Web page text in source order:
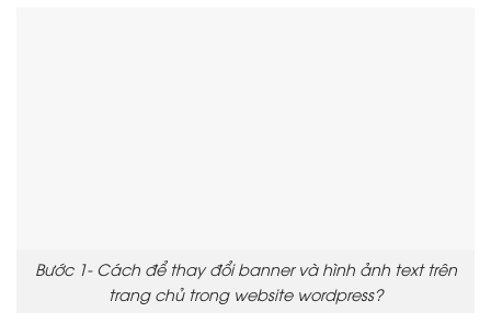
Bước 1- Cách để thay đổi banner và hình ảnh text trên
trang chủ trong website wordpress?